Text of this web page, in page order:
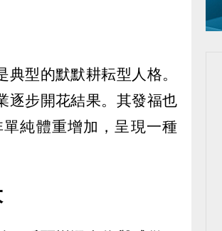
型的默默耕耘型人格。
逐步開花結果。其發福也
純體重增加，呈現一種